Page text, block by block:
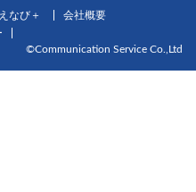
なび＋
会社概要
©Communication Service Co.,Ltd